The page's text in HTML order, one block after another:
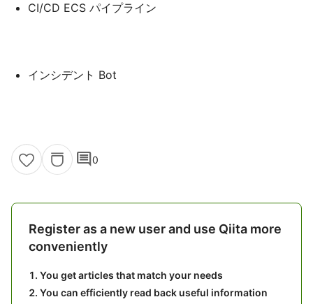
CI/CD ECS パイプライン
インシデント Bot
comment0
Register as a new user and use Qiita more
conveniently
You get articles that match your needs
You can efficiently read back useful information